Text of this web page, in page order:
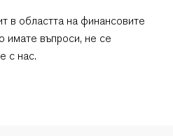
в областта на финансовите
имате въпроси, не се
с нас.